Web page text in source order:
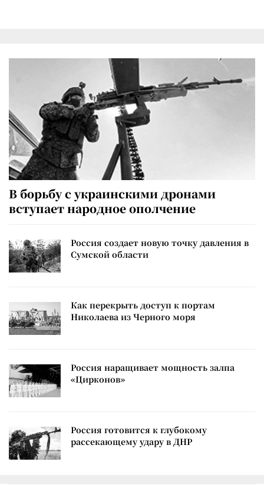
В борьбу с украинскими дронами
вступает народное ополчение
Россия создает новую точку давления в
Сумской области
Как перекрыть доступ к портам
Николаева из Черного моря
Россия наращивает мощность залпа
«Цирконов»
Россия готовится к глубокому
рассекающему удару в ДНР